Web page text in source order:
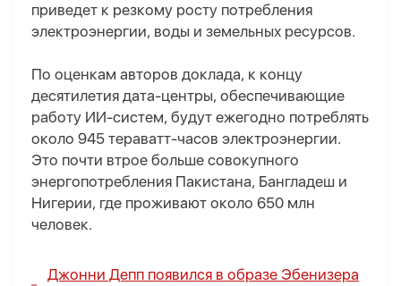
приведет к резкому росту потребления
электроэнергии, воды и земельных ресурсов.
По оценкам авторов доклада, к концу
десятилетия дата-центры, обеспечивающие
работу ИИ-систем, будут ежегодно потреблять
около 945 тераватт-часов электроэнергии.
Это почти втрое больше совокупного
энергопотребления Пакистана, Бангладеш и
Нигерии, где проживают около 650 млн
человек.
Джонни Депп появился в образе Эбенизера